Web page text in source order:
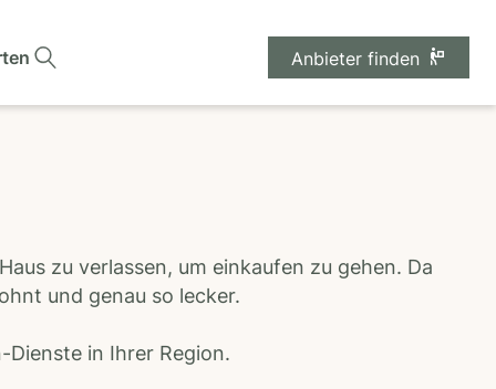
Anbieter finden
zu verlassen, um einkaufen zu gehen. Da
und genau so lecker.
Dienste in Ihrer Region.